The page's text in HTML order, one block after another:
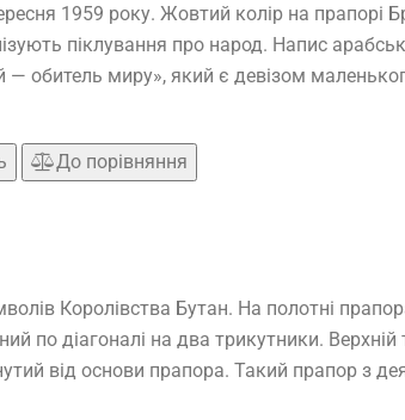
1959 року. Жовтий колір на прапорі
піклування про народ. Напис
— обитель миру», який є девізом
До порівняння
Королівства Бутан. На полотні
по діагоналі на два трикутники.
від основи прапора. Такий прапор з